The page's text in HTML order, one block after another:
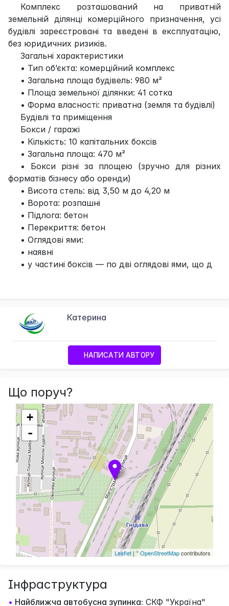
Комплекс розташований на приватній
земельній ділянці комерційного призначення, усі
будівлі зареєстровані та введені в експлуатацію,
без юридичних ризиків.
Загальні характеристики
• Тип об’єкта: комерційний комплекс
• Загальна площа будівель: 980 м²
• Площа земельної ділянки: 41 сотка
• Форма власності: приватна (земля та будівлі)
Будівлі та приміщення
Бокси / гаражі
• Кількість: 10 капітальних боксів
• Загальна площа: 470 м²
• Бокси різні за площею (зручно для різних
форматів бізнесу або оренди)
• Висота стель: від 3,50 м до 4,20 м
• Ворота: розпашні
• Підлога: бетон
• Перекриття: бетон
• Оглядові ями:
• наявні
• у частині боксів — по дві оглядові ями, що д
Катерина
НАПИСАТИ АВТОРУ
Що поруч?
+
-
Leaflet | ©OpenStreetMapcontributors
Інфраструктура
• Найближча автобусна зупинка: СКФ "Україна"